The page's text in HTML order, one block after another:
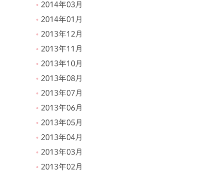
2014年03月
2014年01月
2013年12月
2013年11月
2013年10月
2013年08月
2013年07月
2013年06月
2013年05月
2013年04月
2013年03月
2013年02月